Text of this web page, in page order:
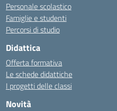
Personale scolastico
Famiglie e studenti
Percorsi di studio
Didattica
Offerta formativa
Le schede didattiche
I progetti delle classi
Novità